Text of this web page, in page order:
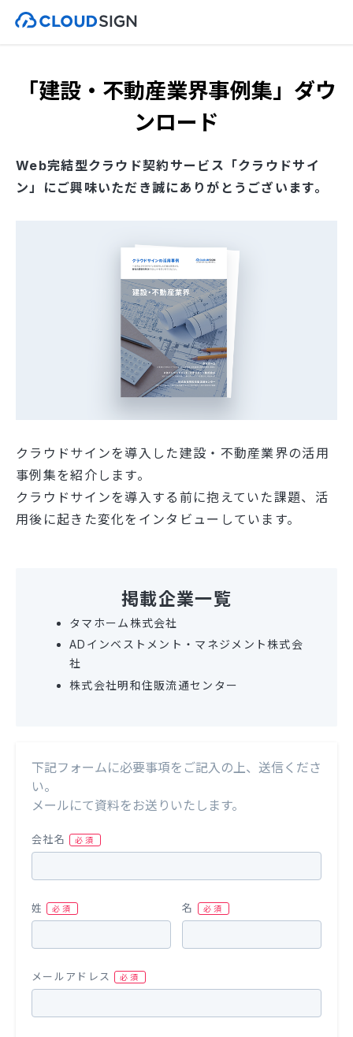
「建設・不動産業界事例集」ダウ
ンロード
Web完結型クラウド契約サービス「クラウドサイ
ン」にご興味いただき誠にありがとうございます。
クラウドサインを導入した建設・不動産業界の活用
事例集を紹介します。
クラウドサインを導入する前に抱えていた課題、活
用後に起きた変化をインタビューしています。
掲載企業一覧
タマホーム株式会社
ADインベストメント・マネジメント株式会
社
株式会社明和住販流通センター
下記フォームに必要事項をご記入の上、送信くださ
い。
メールにて資料をお送りいたします。
会社名
姓 名
メールアドレス